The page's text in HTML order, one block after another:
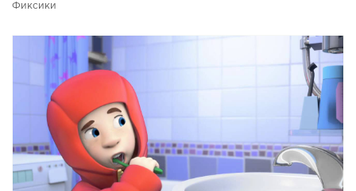
Фиксики